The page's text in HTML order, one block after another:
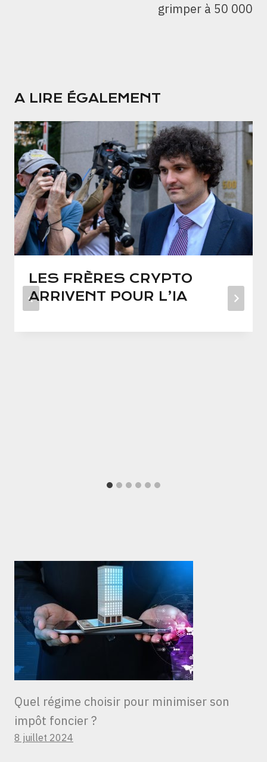
grimper à 50 000
A LIRE ÉGALEMENT
LES FRÈRES CRYPTO
ARRIVENT POUR L’IA
Quel régime choisir pour minimiser son
impôt foncier ?
8 juillet 2024